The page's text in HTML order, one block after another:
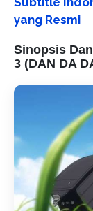
yang Resmi
Sinopsis
3 (DAN DA